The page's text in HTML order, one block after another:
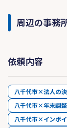
周辺の事務
依頼内容
八千代市×法人の
八千代市×年末調整
八千代市×インボ